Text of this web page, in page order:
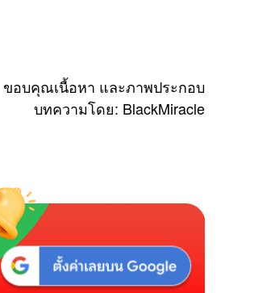
ขอบคุณเนื้อหา และภาพประกอบ
บทความโดย: BlackMiracle